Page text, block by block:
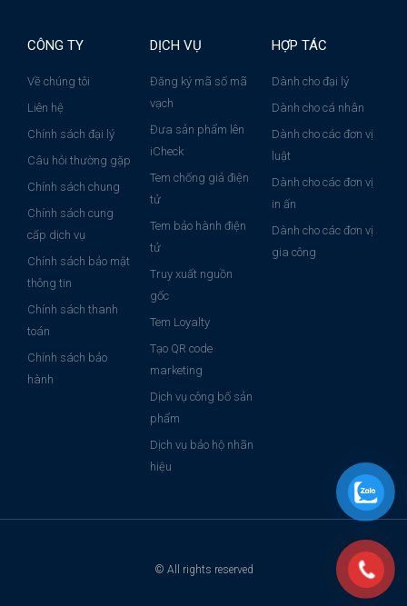
CÔNG TY
Về chúng tôi
Liên hệ
Chính sách đại lý
Câu hỏi thường gặp
Chính sách chung
Chính sách cung
cấp dịch vụ
Chính sách bảo mật
thông tin
Chính sách thanh
toán
Chính sách bảo
hành
DỊCH VỤ
Đăng ký mã số mã
vạch
Đưa sản phẩm lên
iCheck
Tem chống giả điện
tử
Tem bảo hành điện
tử
Truy xuất nguồn
gốc
Tem Loyalty
Tạo QR code
marketing
Dịch vụ công bố sản
phẩm
Dịch vụ bảo hộ nhãn
hiệu
HỢP TÁC
Dành cho đại lý
Dành cho cá nhân
Dành cho các đơn vị
luật
Dành cho các đơn vị
in ấn
Dành cho các đơn vị
gia công
© All rights reserved